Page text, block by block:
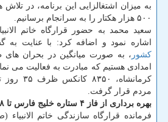
به میزان اشتغالزایی این برنامه، در
۵۰۰ هزار هكتار را به سرانجام برسانیم.
سعید محمد به حضور قرارگاه خاتم
اشاره نمود و اضافه كرد: با عنایت به
كشور ، به صورت میانگین در بحران های
امدادی هستیم كه مبادرت به فعالیت می
مردم قرار گرفت.
بهره برداری از فاز ۴ ستاره خلیج فارس تا ۱۸ ماه آینده
فرمانده قرارگاه سازندگی خاتم